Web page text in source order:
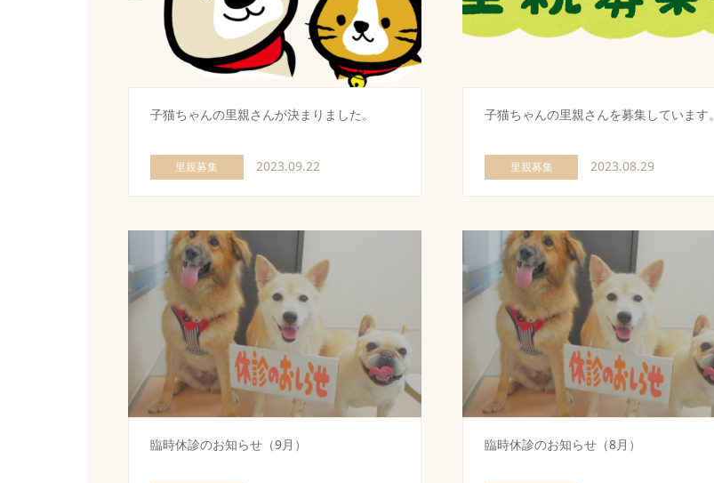
子猫ちゃんの里親さんが決まりました。
里親募集 2023.09.22
子猫ちゃんの里親さんを募集しています。
里親募集 2023.08.29
臨時休診のお知らせ（9月） 臨時休診のお知らせ（8月）